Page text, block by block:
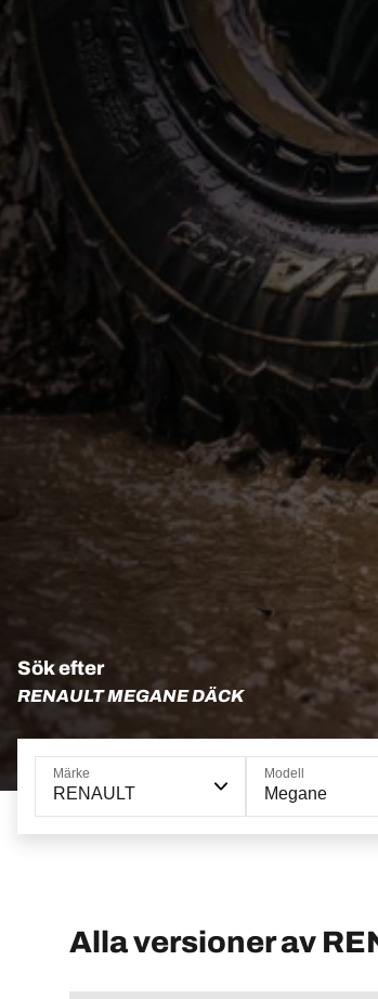
Sök efter
RENAULT MEGANE DÄCK
Märke
RENAULT
Modell
Megane
Alla versioner av